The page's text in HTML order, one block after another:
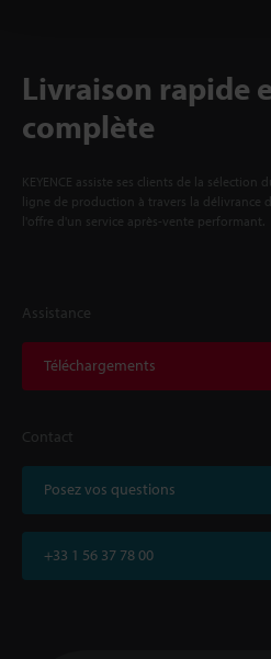
Livraison rapide
complète
KEYENCE assiste ses clients de la
ligne de production à travers la délivrance
l'offre d'un service après-vente performant.
Assistance
Téléchargements
Contact
Posez vos questions
+33 1 56 37 78 00